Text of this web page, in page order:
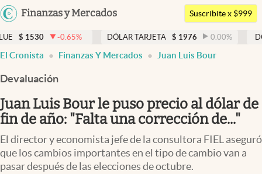
NOTICIAS
GEOPOLÍTICA
QUIÉN
Argentina
Uruguay
Finanzas y Mercados
Members
Economía y Política
Finanzas y Mercados
Mercados Online
Negocios
Columnistas
Otras secciones
Apertura
Suscribite x $999
-0.65% DÓLAR TARJETA $ 1976 0.00% DÓLAR MEP
El Cronista Finanzas Y Mercados Juan Luis Bour
Devaluación
Juan Luis Bour le puso precio al dólar de
fin de año: "Falta una corrección de..."
El director y economista jefe de la consultora FIEL aseguró
que los cambios importantes en el tipo de cambio van a
pasar después de las elecciones de octubre.